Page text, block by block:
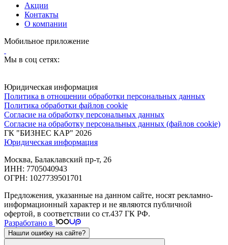
Акции
Контакты
О компании
Мобильное приложение
Мы в соц сетях:
Юридическая информация
Политика в отношении обработки персональных данных
Политика обработки файлов cookie
Согласие на обработку персональных данных
Согласие на обработку персональных данных (файлов cookie)
ГК "БИЗНЕС КАР" 2026
Юридическая информация
Москва, Балаклавский пр-т, 26
ИНН: 7705040943
ОГРН: 1027739501701
Предложения, указанные на данном сайте, носят рекламно-
информационный характер и не являются публичной
офертой, в соответствии со ст.437 ГК РФ.
Разработано в
Нашли ошибку на сайте?